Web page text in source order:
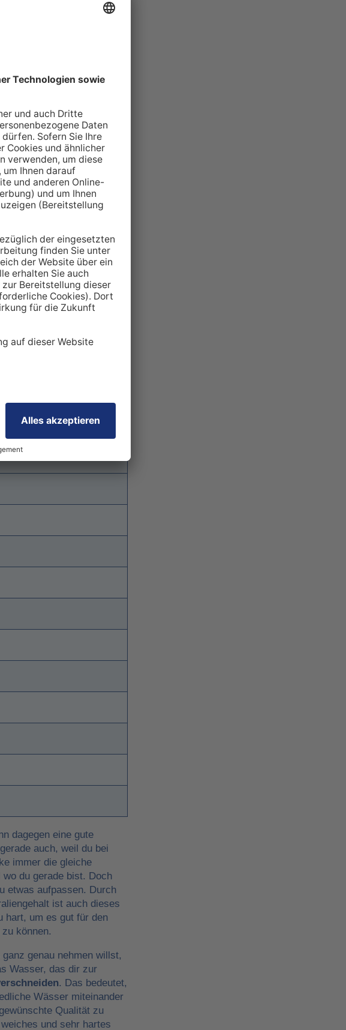
aber zum Kaffee kochen
Der Durchschnitt für
kannst du
einzelnen Bundesländer
in °dH
dagegen eine gute
auch, weil du bei
immer die gleiche
du gerade bist. Doch
etwas aufpassen. Durch
ist auch dieses
hart, um es gut für den
können.
genau nehmen willst,
Wasser, das dir zur
. Das bedeutet,
Wässer miteinander
Qualität zu
und sehr hartes